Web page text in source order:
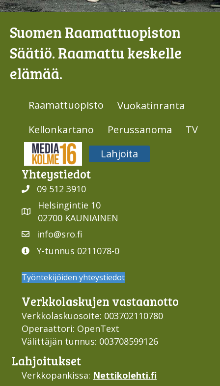
Suomen Raamattuopiston
Säätiö. Raamattu keskelle
elämää.
Raamattuopisto
Vuokatinranta
Kellonkartano
Perussanoma
TV
Media316
Lahjoita
Yhteys­tiedot
09 512 3910
Helsingintie 10
02700 KAUNIAINEN
info@sro.fi
Y-tunnus 0211078-0
Työntekijöiden yhteystiedot
Verkko­laskujen vastaan­otto
Verkkolaskuosoite: 003702110780
Operaattori: OpenText
Välittäjän tunnus: 003708599126
Lahjoi­tukset
Verkkopankissa: Nettikolehti.fi